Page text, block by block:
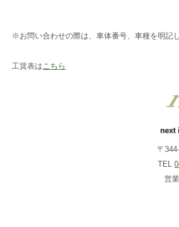
※お問い合わせの際は、車体番号、車種を明記
工賃表は こちら
next
〒
TEL
営